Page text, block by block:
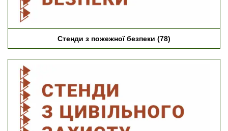
Стенди з пожежної безпеки (78)